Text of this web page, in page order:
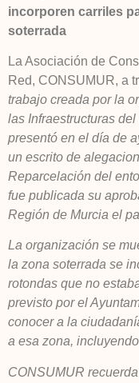
incorporen carriles
soterrada
La Asociación de
Red, CONSUMUR, a
trabajo creada por la
las Infraestructuras
presentó en el día de
un escrito de
Reparcelación del
fue publicada su
Región de Murcia el
La organización se
la zona soterrada se
rotondas que no
previsto por el
conocer a la
a esa zona,
CONSUMUR